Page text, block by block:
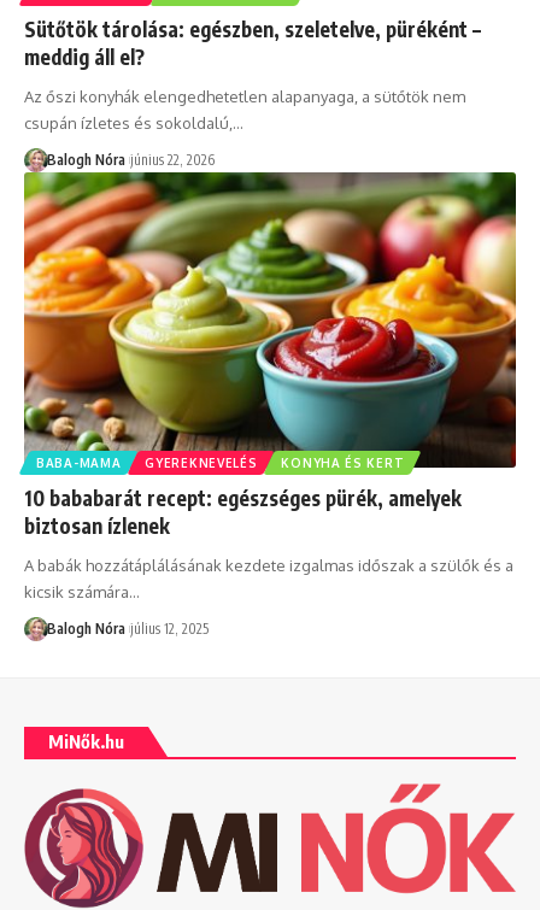
Sütőtök tárolása: egészben, szeletelve, püréként –
meddig áll el?
Az őszi konyhák elengedhetetlen alapanyaga, a sütőtök nem
csupán ízletes és sokoldalú, …
Balogh Nóra június 22, 2026
BABA-MAMA GYEREKNEVELÉS KONYHA ÉS KERT
10 bababarát recept: egészséges pürék, amelyek
biztosan ízlenek
A babák hozzátáplálásának kezdete izgalmas időszak a szülők és a
kicsik számára…
Balogh Nóra július 12, 2025
MiNők.hu